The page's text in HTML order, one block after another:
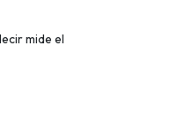
mide el